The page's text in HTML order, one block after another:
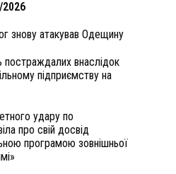
знову атакував Одещину
постраждалих внаслідок
підприємству на
удару по
про свій досвід
програмою зовнішньої